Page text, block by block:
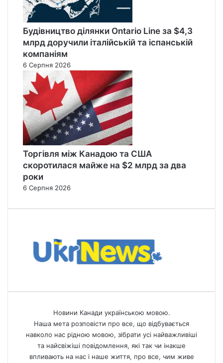
Будівництво ділянки Ontario Line за $4,3
млрд доручили італійській та іспанській
компаніям
6 Серпня 2026
Торгівля між Канадою та США
скоротилася майже на $2 млрд за два
роки
6 Серпня 2026
Новини Канади українською мовою.
Наша мета розповісти про все, що відбувається
навколо нас рідною мовою, зібрати усі найважливіші
та найсвіжіші повідомлення, які так чи інакше
впливають на нас і наше життя, про все, чим живе